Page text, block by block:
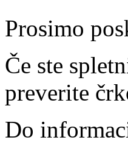
Prosimo
Če ste
preverite
Do